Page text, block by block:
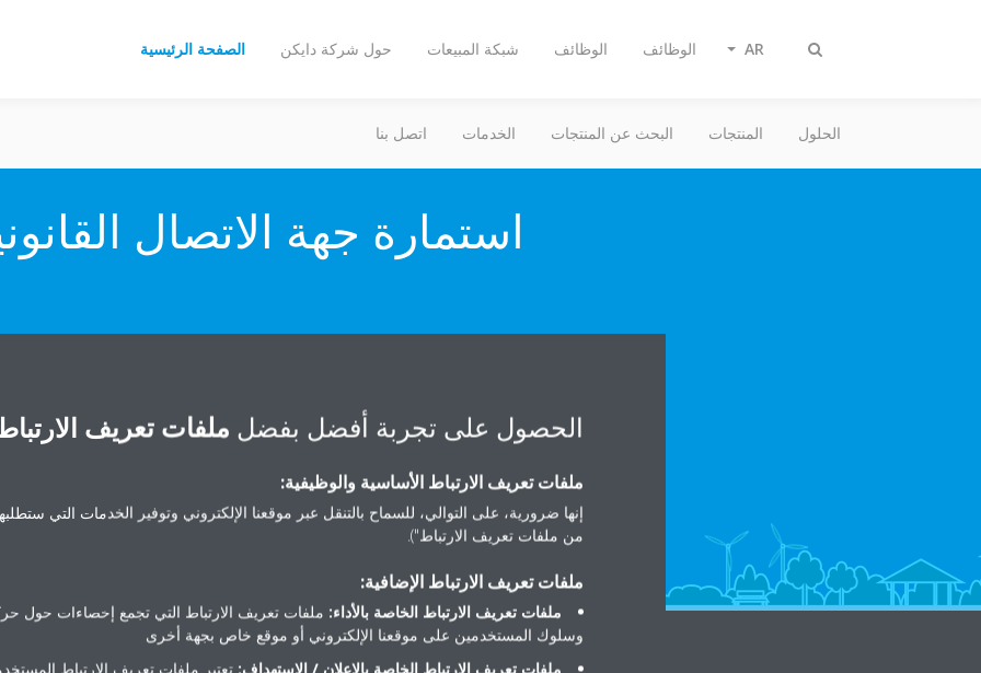
Toggle
الصفحة الرئيسية حول شركة دايكن شبكة المبيعات الوظائف الوظائف AR
الحلول المنتجات البحث عن المنتجات الخدمات اتصل بنا
استمارة جهة الاتصال
الحصول على تجربة أفضل بفضل ملفات تعريف
ملفات تعريف الارتباط الأساسية والوظيفية:
إنها ضرورية، على التوالي، للسماح بالتنقل عبر موقعنا الإلكتروني وتوفير الخدمات التي
من ملفات تعريف الارتباط").
ملفات تعريف الارتباط الإضافية:
ملفات تعريف الارتباط الخاصة بالأداء: ملفات تعريف الارتباط التي تجمع إحصاءات حول
وسلوك المستخدمين على موقعنا الإلكتروني أو موقع خاص بجهة أخرى
ملفات تعريف الارتباط الخاصة بالإعلان / الاستهداف: تعتبر ملفات تعريف الارتباط